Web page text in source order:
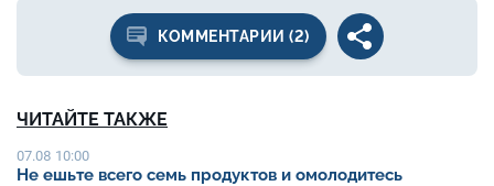
КОММЕНТАРИИ (2)
ЧИТАЙТЕ ТАКЖЕ
07.08 10:00
Не ешьте всего семь продуктов и омолодитесь